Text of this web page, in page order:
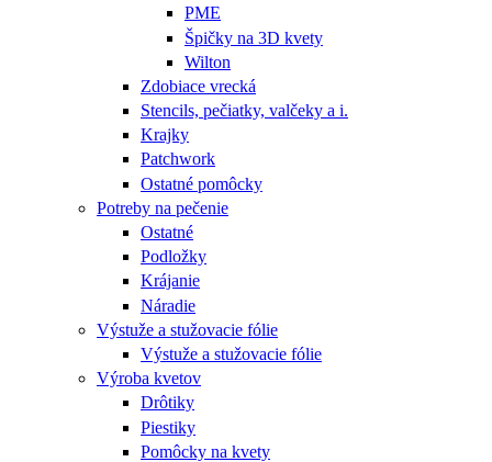
PME
Špičky na 3D kvety
Wilton
Zdobiace vrecká
Stencils, pečiatky, valčeky a i.
Krajky
Patchwork
Ostatné pomôcky
Potreby na pečenie
Ostatné
Podložky
Krájanie
Náradie
Výstuže a stužovacie fólie
Výstuže a stužovacie fólie
Výroba kvetov
Drôtiky
Piestiky
Pomôcky na kvety